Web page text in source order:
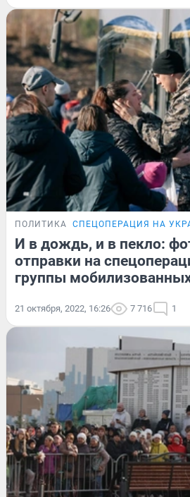
ПОЛИТИКА СПЕЦОПЕРАЦИЯ НА
И в дождь, и в пекло:
отправки на
группы
21 октября, 2022, 16:26 7 716 1